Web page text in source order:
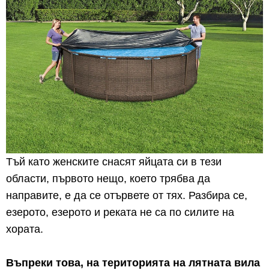
Тъй като женските снасят яйцата си в тези
области, първото нещо, което трябва да
направите, е да се отървете от тях. Разбира се,
езерото, езерото и реката не са по силите на
хората.
Въпреки това, на територията на лятната вила